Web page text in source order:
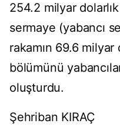
254.2 milyar
sermaye (yabancı
rakamın 69.6
bölümünü
oluşturdu.
Şehriban KIRAÇ